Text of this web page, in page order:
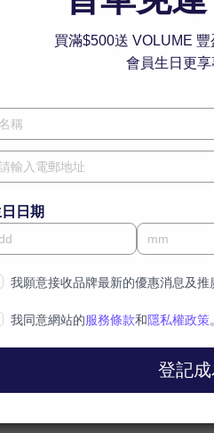
洗。若不慎入眼，請即時用大